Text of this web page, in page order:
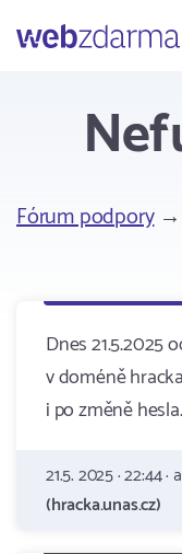
Webzdarma
Fórum podpory→
Dnes 21.5.2025
v doméně
i po změně hesla.
21.5. 2025 · 22:44 ·
(hracka.unas.cz)